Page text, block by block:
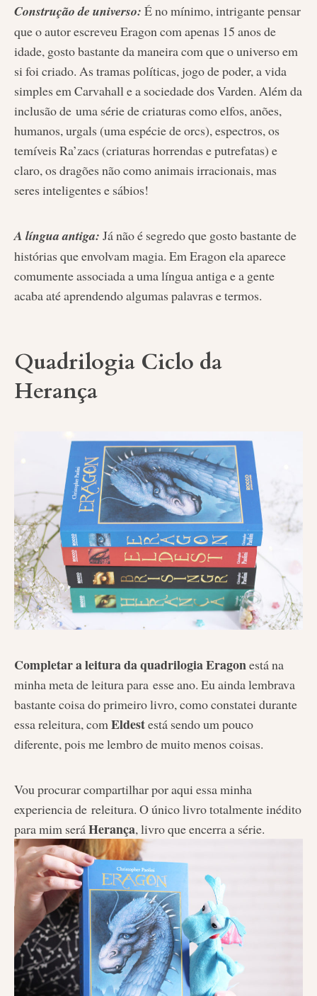
Construção de universo: É no mínimo, intrigante pensar
que o autor escreveu Eragon com apenas 15 anos de
idade, gosto bastante da maneira com que o universo em
si foi criado. As tramas políticas, jogo de poder, a vida
simples em Carvahall e a sociedade dos Varden. Além da
inclusão de uma série de criaturas como elfos, anões,
humanos, urgals (uma espécie de orcs), espectros, os
temíveis Ra’zacs (criaturas horrendas e putrefatas) e
claro, os dragões não como animais irracionais, mas
seres inteligentes e sábios!
A língua antiga: Já não é segredo que gosto bastante de
histórias que envolvam magia. Em Eragon ela aparece
comumente associada a uma língua antiga e a gente
acaba até aprendendo algumas palavras e termos.
Quadrilogia Ciclo da
Herança
Completar a leitura da quadrilogia Eragonestá na
minha meta de leitura para esse ano. Eu ainda lembrava
bastante coisa do primeiro livro, como constatei durante
essa releitura, comEldestestá sendo um pouco
diferente, pois me lembro de muito menos coisas.
Vou procurar compartilhar por aqui essa minha
experiencia de releitura. O único livro totalmente inédito
para mim seráHerança, livro que encerra a série.